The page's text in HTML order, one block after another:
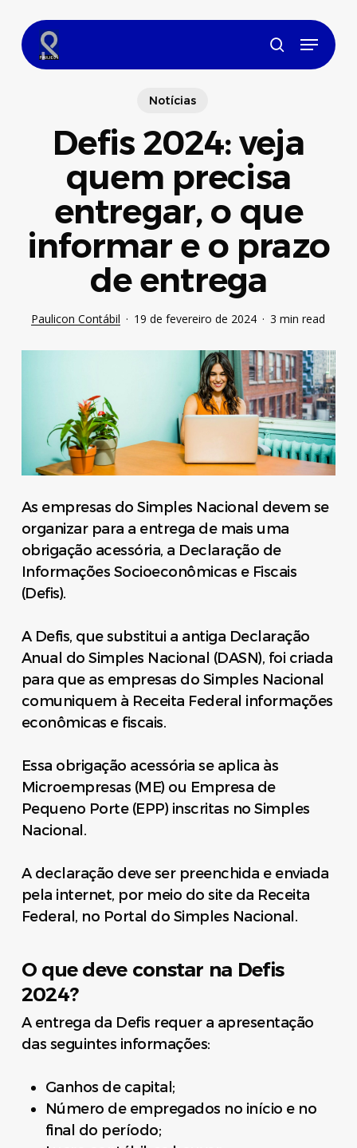
main
content
search
Menu
Notícias
Defis 2024: veja
quem precisa
entregar, o que
informar e o prazo
de entrega
Paulicon Contábil 19 de fevereiro de 2024 3 min read
As empresas do Simples Nacional devem se
organizar para a entrega de mais uma
obrigação acessória, a Declaração de
Informações Socioeconômicas e Fiscais
(Defis).
A Defis, que substitui a antiga Declaração
Anual do Simples Nacional (DASN), foi criada
para que as empresas do Simples Nacional
comuniquem à Receita Federal informações
econômicas e fiscais.
Essa obrigação acessória se aplica às
Microempresas (ME) ou Empresa de
Pequeno Porte (EPP) inscritas no Simples
Nacional.
A declaração deve ser preenchida e enviada
pela internet, por meio do site da Receita
Federal, no Portal do Simples Nacional.
O que deve constar na Defis
2024?
A entrega da Defis requer a apresentação
das seguintes informações:
Ganhos de capital;
Número de empregados no início e no
final do período;